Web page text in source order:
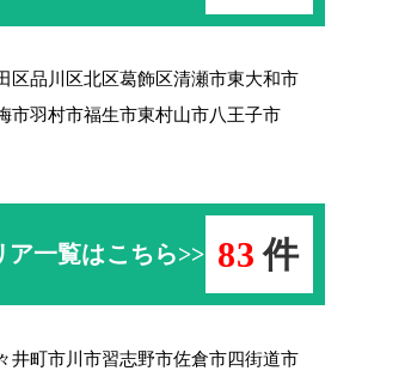
区品川区北区葛飾区清瀬市東大和市
市羽村市福生市東村山市八王子市
ア一覧はこちら>> 83 件
井町市川市習志野市佐倉市四街道市